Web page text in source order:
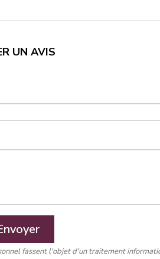
UN AVIS
fassent l'objet d'un traitement